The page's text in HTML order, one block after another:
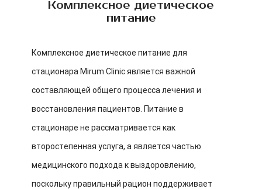
Комплексное диетическое
питание
Комплексное диетическое питание для
стационара Mirum Clinic является важной
составляющей общего процесса лечения и
восстановления пациентов. Питание в
стационаре не рассматривается как
второстепенная услуга, а является частью
медицинского подхода к выздоровлению,
поскольку правильный рацион поддерживает